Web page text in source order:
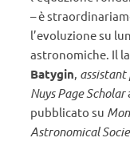
– è
l’evoluzione su
astronomiche. Il
Batygin, assistant
Nuys Page Scholar
pubblicato su
Astronomical